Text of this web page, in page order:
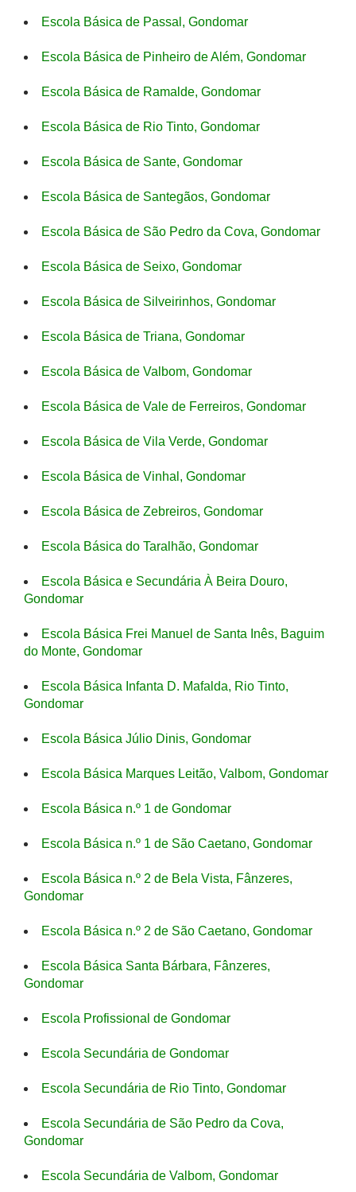
Escola Básica de Passal, Gondomar
Escola Básica de Pinheiro de Além, Gondomar
Escola Básica de Ramalde, Gondomar
Escola Básica de Rio Tinto, Gondomar
Escola Básica de Sante, Gondomar
Escola Básica de Santegãos, Gondomar
Escola Básica de São Pedro da Cova, Gondomar
Escola Básica de Seixo, Gondomar
Escola Básica de Silveirinhos, Gondomar
Escola Básica de Triana, Gondomar
Escola Básica de Valbom, Gondomar
Escola Básica de Vale de Ferreiros, Gondomar
Escola Básica de Vila Verde, Gondomar
Escola Básica de Vinhal, Gondomar
Escola Básica de Zebreiros, Gondomar
Escola Básica do Taralhão, Gondomar
Escola Básica e Secundária À Beira Douro,
Gondomar
Escola Básica Frei Manuel de Santa Inês, Baguim
do Monte, Gondomar
Escola Básica Infanta D. Mafalda, Rio Tinto,
Gondomar
Escola Básica Júlio Dinis, Gondomar
Escola Básica Marques Leitão, Valbom, Gondomar
Escola Básica n.º 1 de Gondomar
Escola Básica n.º 1 de São Caetano, Gondomar
Escola Básica n.º 2 de Bela Vista, Fânzeres,
Gondomar
Escola Básica n.º 2 de São Caetano, Gondomar
Escola Básica Santa Bárbara, Fânzeres,
Gondomar
Escola Profissional de Gondomar
Escola Secundária de Gondomar
Escola Secundária de Rio Tinto, Gondomar
Escola Secundária de São Pedro da Cova,
Gondomar
Escola Secundária de Valbom, Gondomar